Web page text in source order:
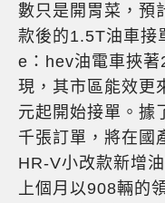
數只是開胃菜，預
款後的1.5T油車接
e：hev油電車挾
現，其市區能效更
元起開始接單。據
千張訂單，將在國
HR-V小改款新增
上個月以908輛的